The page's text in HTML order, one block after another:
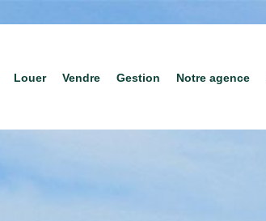
Louer Vendre Gestion Notre agence